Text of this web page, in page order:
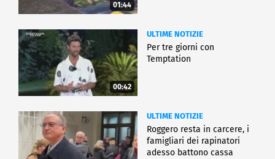
01:44
00:42
ULTIME NOTIZIE
Per tre giorni con
Temptation
ULTIME NOTIZIE
Roggero resta in carcere, i
famigliari dei rapinatori
adesso battono cassa